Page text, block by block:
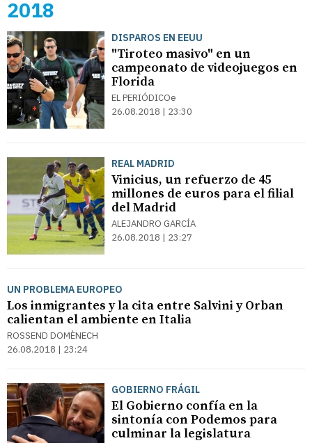
2018
DISPAROS EN EEUU
"Tiroteo masivo" en un
campeonato de videojuegos en
Florida
EL PERIÓDICOe
26.08.2018 | 23:30
REAL MADRID
Vinicius, un refuerzo de 45
millones de euros para el filial
del Madrid
ALEJANDRO GARCÍA
26.08.2018 | 23:27
UN PROBLEMA EUROPEO
Los inmigrantes y la cita entre Salvini y Orban
calientan el ambiente en Italia
ROSSEND DOMÈNECH
26.08.2018 | 23:24
GOBIERNO FRÁGIL
El Gobierno confía en la
sintonía con Podemos para
culminar la legislatura